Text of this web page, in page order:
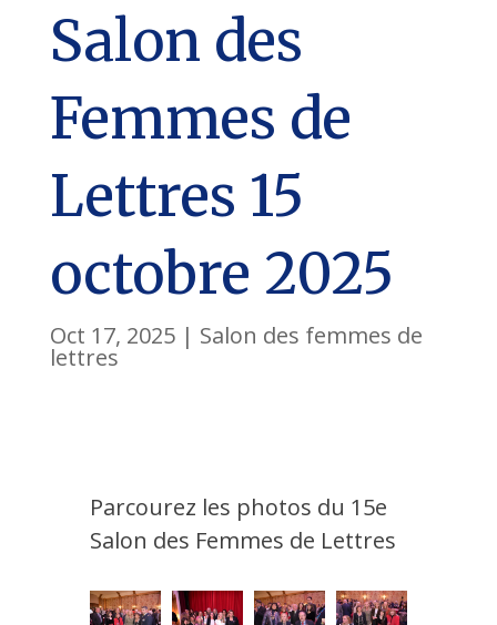
Salon des
Femmes de
Lettres 15
octobre 2025
Oct 17, 2025| Salon des femmes de
lettres
Parcourez les photos du 15e
Salon des Femmes de Lettres